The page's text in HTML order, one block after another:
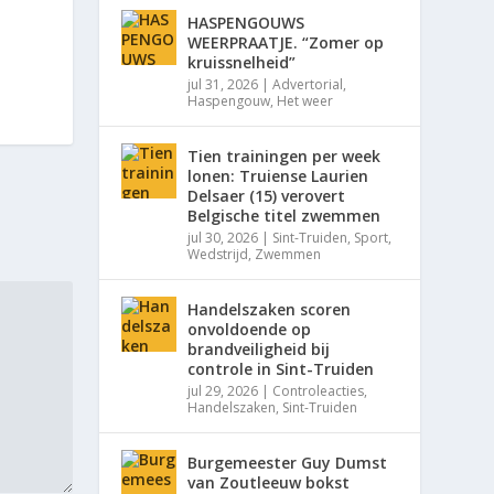
HASPENGOUWS
WEERPRAATJE. “Zomer op
kruissnelheid”
jul 31, 2026 |Advertorial,
Haspengouw, Het weer
Tien trainingen per week
lonen: Truiense Laurien
Delsaer (15) verovert
Belgische titel zwemmen
jul 30, 2026 | Sint-Truiden, Sport,
Wedstrijd, Zwemmen
Handelszaken scoren
onvoldoende op
brandveiligheid bij
controle in Sint-Truiden
jul 29, 2026 | Controleacties,
Handelszaken, Sint-Truiden
Burgemeester Guy Dumst
van Zoutleeuw bokst